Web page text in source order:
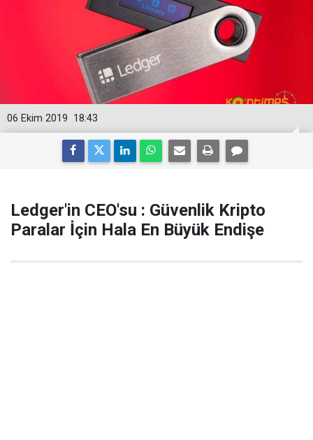
18:43
06 Ekim 2019
Ledger'in CEO'su : Güvenlik Kripto
Paralar İçin Hala En Büyük Endişe